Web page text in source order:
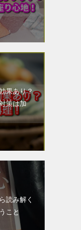
果あり？
策は加
読み解く
こと